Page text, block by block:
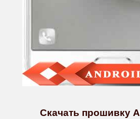
Скачать прошивку